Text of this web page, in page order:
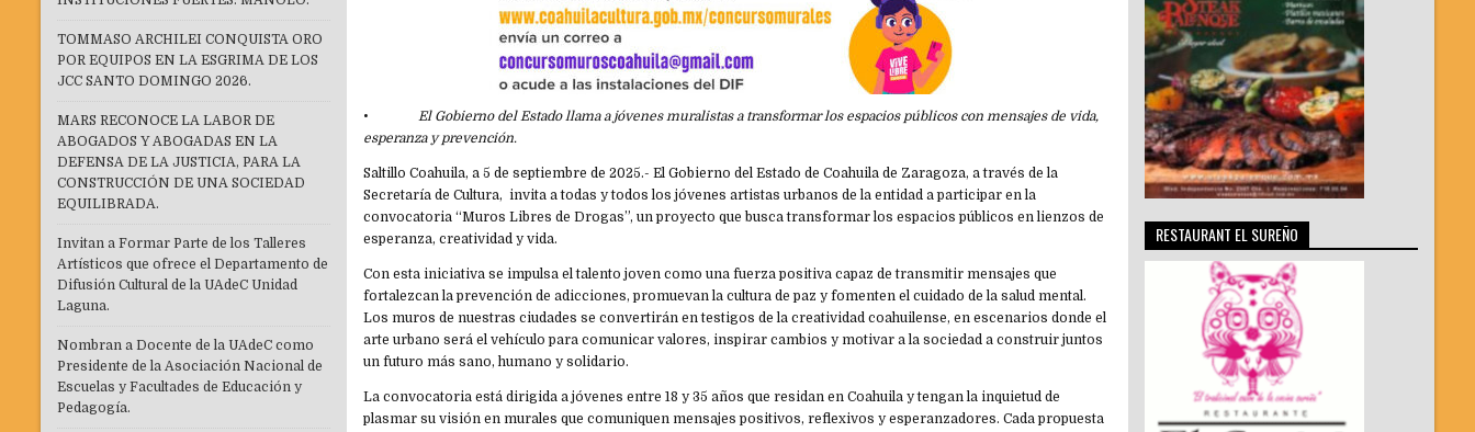
•El Gobierno del Estado llama a jóvenes muralistas a transformar los espacios públicos con mensajes de vida,
esperanza y prevención.
Saltillo Coahuila, a 5 de septiembre de 2025.- El Gobierno del Estado de Coahuila de Zaragoza, a través de la
Secretaría de Cultura, invita a todas y todos los jóvenes artistas urbanos de la entidad a participar en la
convocatoria “Muros Libres de Drogas”, un proyecto que busca transformar los espacios públicos en lienzos de
esperanza, creatividad y vida.
Con esta iniciativa se impulsa el talento joven como una fuerza positiva capaz de transmitir mensajes que
fortalezcan la prevención de adicciones, promuevan la cultura de paz y fomenten el cuidado de la salud mental.
Los muros de nuestras ciudades se convertirán en testigos de la creatividad coahuilense, en escenarios donde el
arte urbano será el vehículo para comunicar valores, inspirar cambios y motivar a la sociedad a construir juntos
un futuro más sano, humano y solidario.
La convocatoria está dirigida a jóvenes entre 18 y 35 años que residan en Coahuila y tengan la inquietud de
plasmar su visión en murales que comuniquen mensajes positivos, reflexivos y esperanzadores. Cada propuesta
TOMMASO ARCHILEI CONQUISTA ORO
POR EQUIPOS EN LA ESGRIMA DE LOS
JCC SANTO DOMINGO 2026.
MARS RECONOCE LA LABOR DE
ABOGADOS Y ABOGADAS EN LA
DEFENSA DE LA JUSTICIA, PARA LA
CONSTRUCCIÓN DE UNA SOCIEDAD
EQUILIBRADA.
Invitan a Formar Parte de los Talleres
Artísticos que ofrece el Departamento de
Difusión Cultural de la UAdeC Unidad
Laguna.
Nombran a Docente de la UAdeC como
Presidente de la Asociación Nacional de
Escuelas y Facultades de Educación y
Pedagogía.
RESTAURANT EL SUREÑO